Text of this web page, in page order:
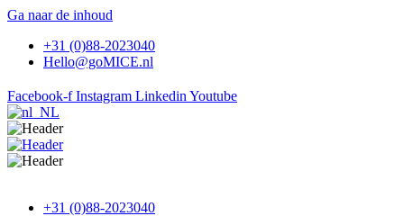
Ga naar de inhoud
+31 (0)88-2023040
Hello@goMICE.nl
Facebook-f Instagram Linkedin Youtube
+31 (0)88-2023040